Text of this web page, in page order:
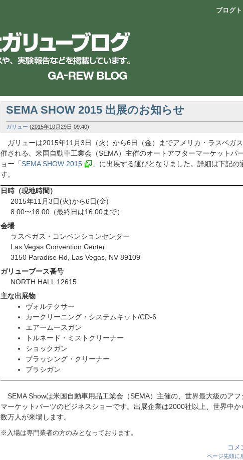
ブログ
SEMA SHOW 2015 出展のお知らせ
ガリュー (2015年10月29日 09:40)
ガリューは2015年11月3日（火）から6日（金）までアメリカ・ラスベガ
催される、米国自動車工業会（SEMA）主催のオートアフターマーケットパ
ョー「SEMA SHOW 2015
」に出展する運びとなりました。詳細は下記の
す。
日時（現地時間）
2015年11月3日(火)から6日(金)
8:00〜18:00（最終日は16:00まで）
会場
ラスベガス・コンベンションセンター
Las Vegas Convention Center
3150 Paradise Rd, Las Vegas, NV 89109
ガリューブース番号
NORTH HALL 12615
主な出展物
ヴォルテクサー
カークリーニング・システムキット/CD-6
エアームースガン
トルネード・ミストクリーナー
ショックガン
ブラッシング・クリーナー
ブラシガン
SEMA Showは米国自動車用品工業会（SEMA）主催の、世界最大級のアフ
マーケットパーツのビジネスショーです。出展企業は2000社以上、世界中か
数万人が来場します。
※入場は専門業者の方のみとなっております。
コメ
ページ先頭に